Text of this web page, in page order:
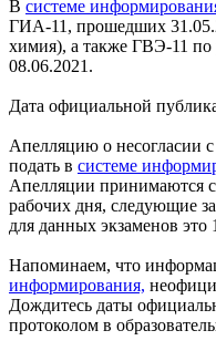
В системе
ГИА-11, прошедших
химия), а также ГВЭ-11
08.06.2021.
Дата официальной
Апелляцию о несогласии
подать в системе
Апелляции принимаются
рабочих дня, следующие
для данных экзаменов это
Напоминаем, что
информирования,
Дождитесь даты
протоколом в